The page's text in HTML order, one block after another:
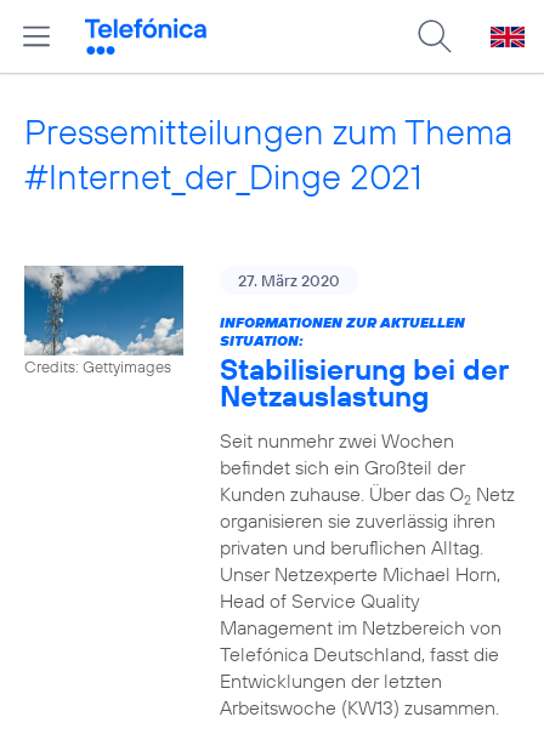
Pressemitteilungen zum Thema
#Internet_der_Dinge 2021
Credits: Gettyimages
27. März 2020
INFORMATIONEN ZUR AKTUELLEN
SITUATION:
Stabilisierung bei der
Netzauslastung
Seit nunmehr zwei Wochen
befindet sich ein Großteil der
Kunden zuhause. Über das O2Netz
organisieren sie zuverlässig ihren
privaten und beruflichen Alltag.
Unser Netzexperte Michael Horn,
Head of Service Quality
Management im Netzbereich von
Telefónica Deutschland, fasst die
Entwicklungen der letzten
Arbeitswoche (KW13) zusammen.